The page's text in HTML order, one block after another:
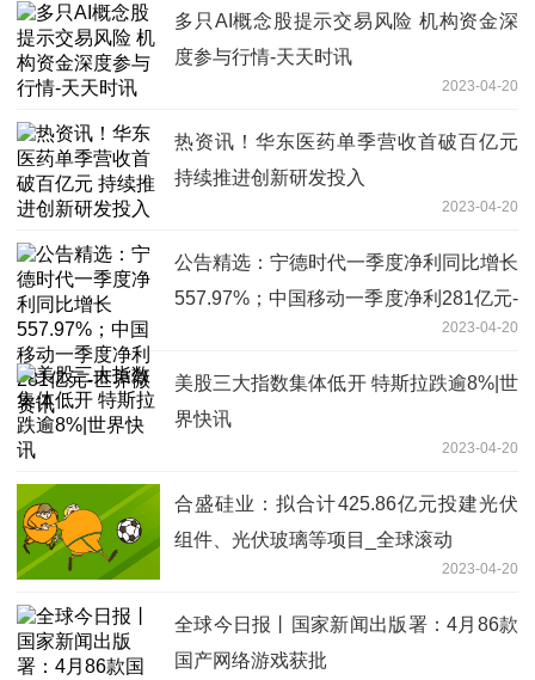
多只AI概念股提示交易风险 机构资金深
度参与行情-天天时讯
2023-04-20
热资讯！华东医药单季营收首破百亿元
持续推进创新研发投入
2023-04-20
公告精选：宁德时代一季度净利同比增长
557.97%；中国移动一季度净利281亿元-
2023-04-20
美股三大指数集体低开 特斯拉跌逾8%|世
界快讯
2023-04-20
合盛硅业：拟合计425.86亿元投建光伏
组件、光伏玻璃等项目_全球滚动
2023-04-20
全球今日报丨国家新闻出版署：4月86款
国产网络游戏获批